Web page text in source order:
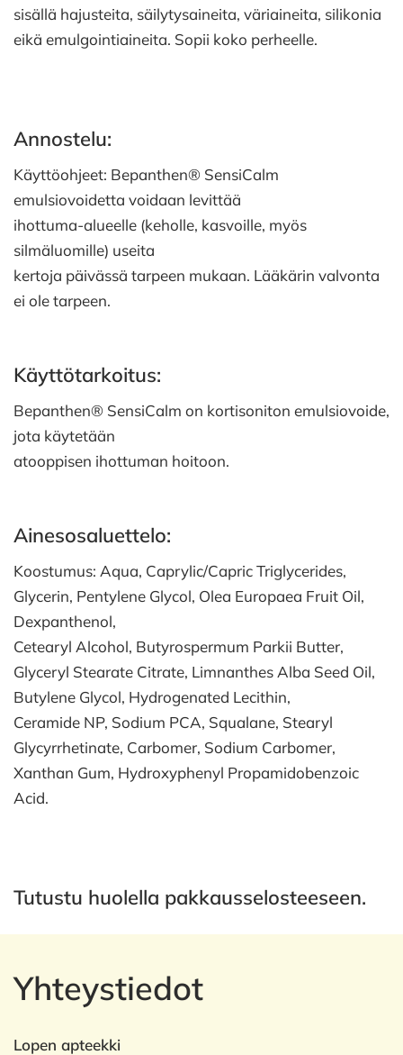
sisällä hajusteita, säilytysaineita, väriaineita, silikonia
eikä emulgointiaineita. Sopii koko perheelle.
Annostelu:
Käyttöohjeet: Bepanthen® SensiCalm
emulsiovoidetta voidaan levittää
ihottuma-alueelle (keholle, kasvoille, myös
silmäluomille) useita
kertoja päivässä tarpeen mukaan. Lääkärin valvonta
ei ole tarpeen.
Käyttötarkoitus:
Bepanthen® SensiCalm on kortisoniton emulsiovoide,
jota käytetään
atooppisen ihottuman hoitoon.
Ainesosaluettelo:
Koostumus: Aqua, Caprylic/Capric Triglycerides,
Glycerin, Pentylene Glycol, Olea Europaea Fruit Oil,
Dexpanthenol,
Cetearyl Alcohol, Butyrospermum Parkii Butter,
Glyceryl Stearate Citrate, Limnanthes Alba Seed Oil,
Butylene Glycol, Hydrogenated Lecithin,
Ceramide NP, Sodium PCA, Squalane, Stearyl
Glycyrrhetinate, Carbomer, Sodium Carbomer,
Xanthan Gum, Hydroxyphenyl Propamidobenzoic
Acid.
Tutustu huolella pakkausselosteeseen.
Yhteystiedot
Lopen apteekki